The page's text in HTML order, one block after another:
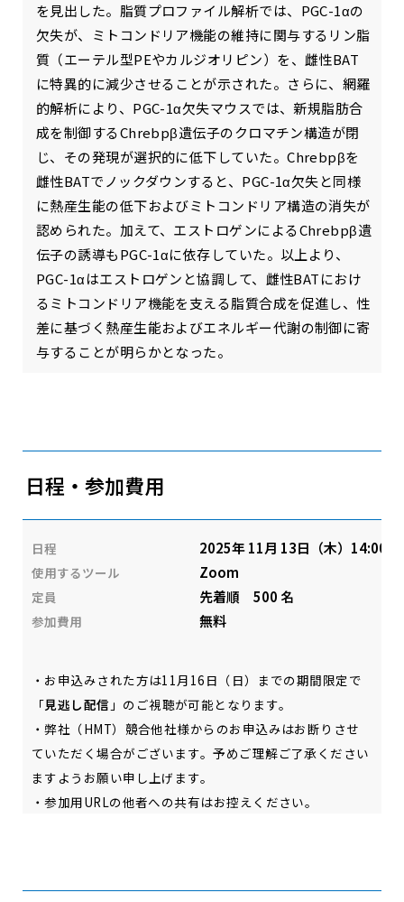
を見出した。脂質プロファイル解析では、PGC-1αの
欠失が、ミトコンドリア機能の維持に関与するリン脂
質（エーテル型PEやカルジオリピン）を、雌性BAT
に特異的に減少させることが示された。さらに、網羅
的解析により、PGC-1α欠失マウスでは、新規脂肪合
成を制御するChrebpβ遺伝子のクロマチン構造が閉
じ、その発現が選択的に低下していた。Chrebpβを
雌性BATでノックダウンすると、PGC-1α欠失と同様
に熱産生能の低下およびミトコンドリア構造の消失が
認められた。加えて、エストロゲンによるChrebpβ遺
伝子の誘導もPGC-1αに依存していた。以上より、
PGC-1αはエストロゲンと協調して、雌性BATにおけ
るミトコンドリア機能を支える脂質合成を促進し、性
差に基づく熱産生能およびエネルギー代謝の制御に寄
与することが明らかとなった。
日程・参加費用
日程 2025年 11月 13日（木）14:00
使用するツール Zoom
定員 先着順 500 名
参加費用 無料
・お申込みされた方は11月16日（日）までの期間限定で
「見逃し配信 」のご視聴が可能となります。
・弊社（HMT）競合他社様からのお申込みはお断りさせ
ていただく場合がございます。予めご理解ご了承ください
ますようお願い申し上げます。
・参加用URLの他者への共有はお控えください。